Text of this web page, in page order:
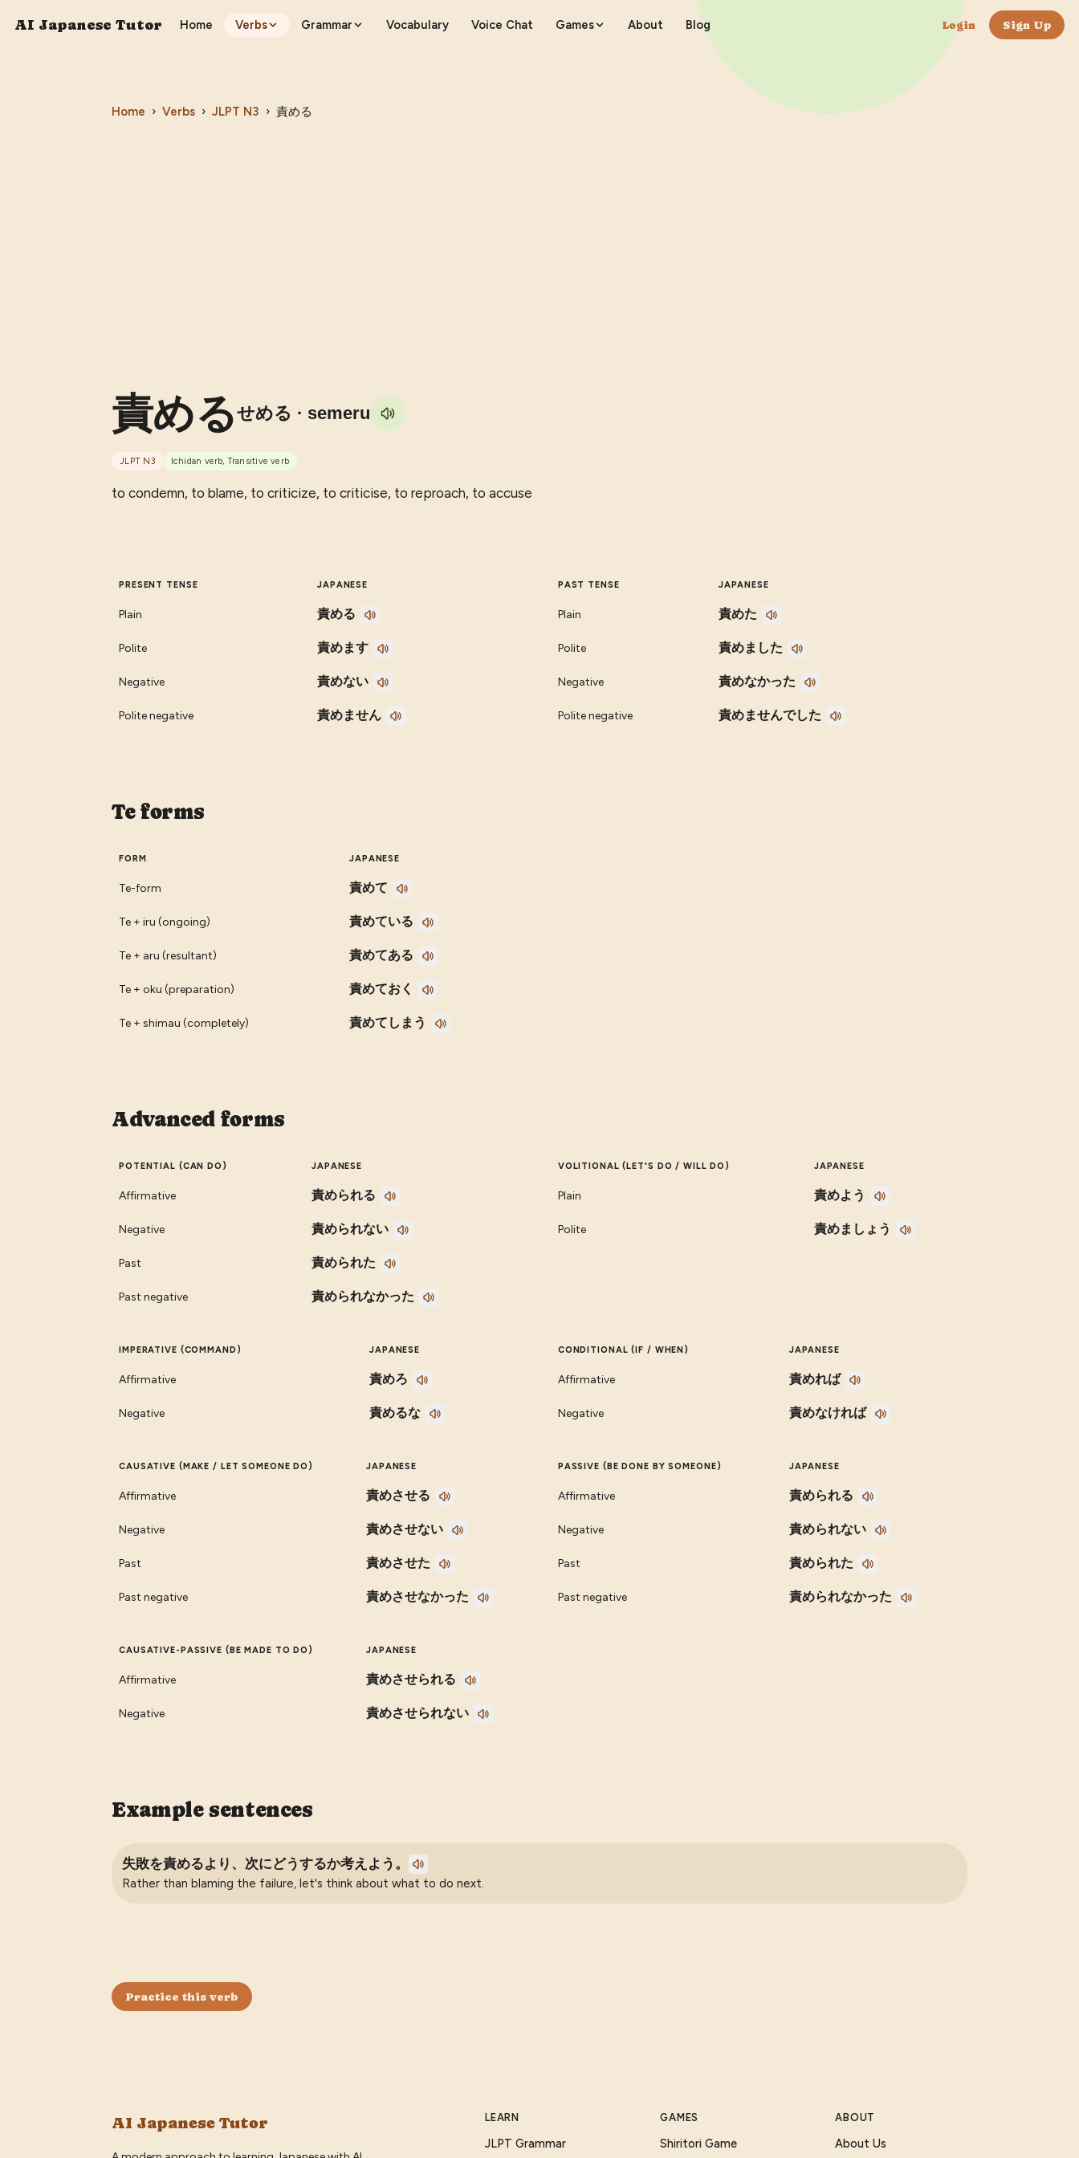
AI Japanese Tutor Home Verbs Grammar Vocabulary Voice Chat Games About Blog Login Sign Up
Home › Verbs › JLPT N3 › 責める
責めるせめる · semeru
JLPT N3 Ichidan verb, Transitive verb
to condemn, to blame, to criticize, to criticise, to reproach, to accuse
PRESENT TENSE JAPANESE
Plain 責める
Polite 責めます
Negative 責めない
Polite negative 責めません
PAST TENSE JAPANESE
Plain 責めた
Polite 責めました
Negative 責めなかった
Polite negative 責めませんでした
Te forms
FORM JAPANESE
Te-form 責めて
Te + iru (ongoing) 責めている
Te + aru (resultant) 責めてある
Te + oku (preparation) 責めておく
Te + shimau (completely) 責めてしまう
Advanced forms
POTENTIAL (CAN DO) JAPANESE
Affirmative 責められる
Negative 責められない
Past 責められた
Past negative 責められなかった
VOLITIONAL (LET'S DO / WILL DO) JAPANESE
Plain 責めよう
Polite 責めましょう
IMPERATIVE (COMMAND) JAPANESE
Affirmative 責めろ
Negative 責めるな
CONDITIONAL (IF / WHEN) JAPANESE
Affirmative 責めれば
Negative 責めなければ
CAUSATIVE (MAKE / LET SOMEONE DO) JAPANESE
Affirmative 責めさせる
Negative 責めさせない
Past 責めさせた
Past negative 責めさせなかった
PASSIVE (BE DONE BY SOMEONE) JAPANESE
Affirmative 責められる
Negative 責められない
Past 責められた
Past negative 責められなかった
CAUSATIVE-PASSIVE (BE MADE TO DO) JAPANESE
Affirmative 責めさせられる
Negative 責めさせられない
Example sentences
失敗を責めるより、次にどうするか考えよう。
Rather than blaming the failure, let's think about what to do next.
Practice this verb
AI Japanese Tutor LEARN
JLPT Grammar
GAMES
Shiritori Game
ABOUT
About Us